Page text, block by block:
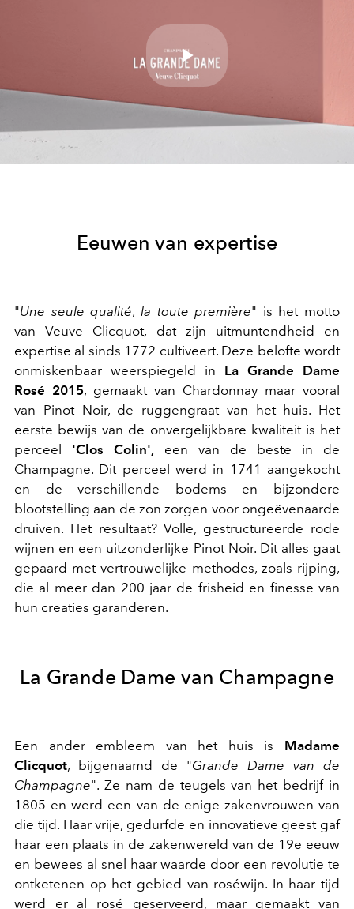
Play
Eeuwen van expertise
"Une seule qualité, la toute première" is het motto
van Veuve Clicquot, dat zijn uitmuntendheid en
expertise al sinds 1772 cultiveert. Deze belofte wordt
onmiskenbaar weerspiegeld in La Grande Dame
Rosé 2015, gemaakt van Chardonnay maar vooral
van Pinot Noir, de ruggengraat van het huis. Het
eerste bewijs van de onvergelijkbare kwaliteit is het
perceel 'Clos Colin', een van de beste in de
Champagne. Dit perceel werd in 1741 aangekocht
en de verschillende bodems en bijzondere
blootstelling aan de zon zorgen voor ongeëvenaarde
druiven. Het resultaat? Volle, gestructureerde rode
wijnen en een uitzonderlijke Pinot Noir. Dit alles gaat
gepaard met vertrouwelijke methodes, zoals rijping,
die al meer dan 200 jaar de frisheid en finesse van
hun creaties garanderen.
La Grande Dame van Champagne
Een ander embleem van het huis is Madame
Clicquot, bijgenaamd de "Grande Dame van de
Champagne". Ze nam de teugels van het bedrijf in
1805 en werd een van de enige zakenvrouwen van
die tijd. Haar vrije, gedurfde en innovatieve geest gaf
haar een plaats in de zakenwereld van de 19e eeuw
en bewees al snel haar waarde door een revolutie te
ontketenen op het gebied van roséwijn. In haar tijd
werd er al rosé geserveerd, maar gemaakt van